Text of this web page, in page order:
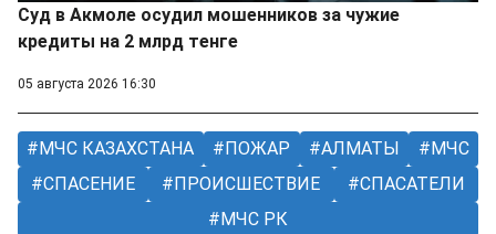
Суд в Акмоле осудил мошенников за чужие
кредиты на 2 млрд тенге
05 августа 2026 16:30
МЧС КАЗАХСТАНА ПОЖАР АЛМАТЫ
МЧС
СПАСЕНИЕ
ПРОИСШЕСТВИЕ
СПАСАТЕЛИ
МЧС РК